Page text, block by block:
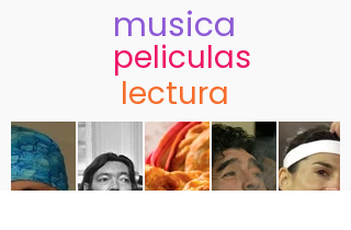
musica
peliculas
lectura